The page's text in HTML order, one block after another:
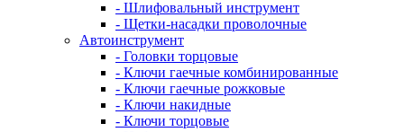
- Шлифовальный инструмент
- Щетки-насадки проволочные
Автоинструмент
- Головки торцовые
- Ключи гаечные комбинированные
- Ключи гаечные рожковые
- Ключи накидные
- Ключи торцовые